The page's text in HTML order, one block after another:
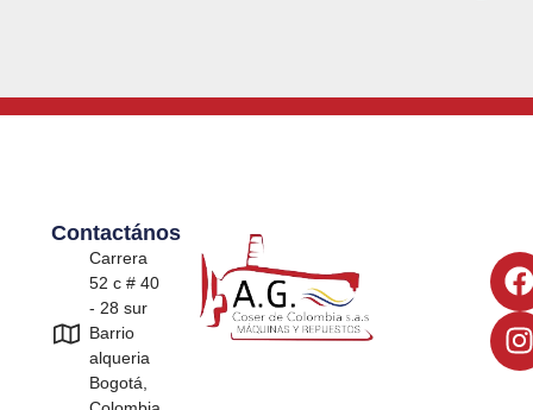
Contactános
Carrera
52 c # 40
- 28 sur
Barrio
alqueria
Bogotá,